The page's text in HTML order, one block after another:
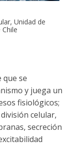
Unidad de
que se
y juega un
fisiológicos;
celular,
secreción